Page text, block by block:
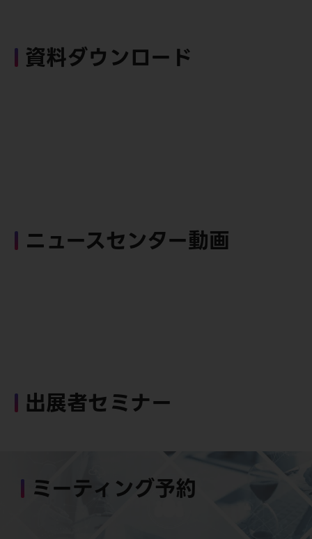
資料ダウンロード
ニュースセンター動画
出展者セミナー
ミーティング予約